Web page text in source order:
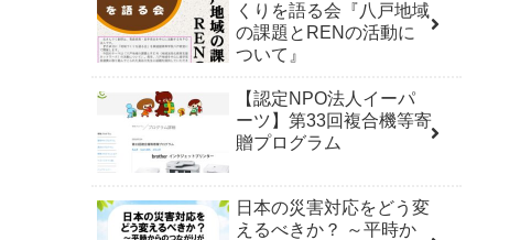
くりを語る会『八戸地域
の課題とRENの活動に
ついて』
【認定NPO法人イーパ
ーツ】第33回複合機等寄
贈プログラム
日本の災害対応をどう変
えるべきか？ ～平時か